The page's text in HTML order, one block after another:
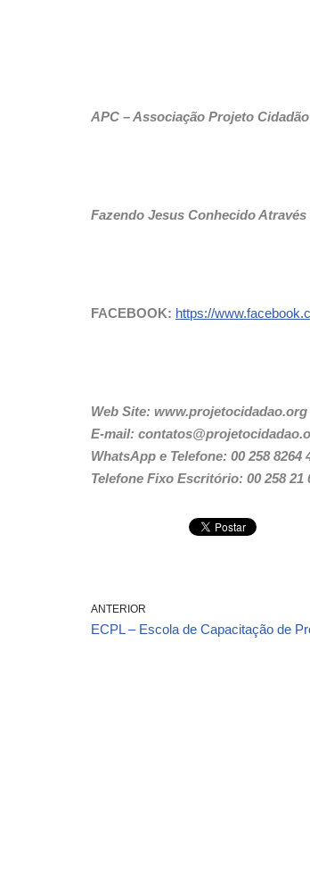
APC – Associação Projeto
Fazendo Jesus Conhecido
FACEBOOK: https://
Web Site: www.projetocidadao.org
E-mail:
WhatsApp e Telefone: 00 258 8264
Telefone Fixo Escritório: 00 258 21
ANTERIOR
ECPL – Escola de Capacitação de